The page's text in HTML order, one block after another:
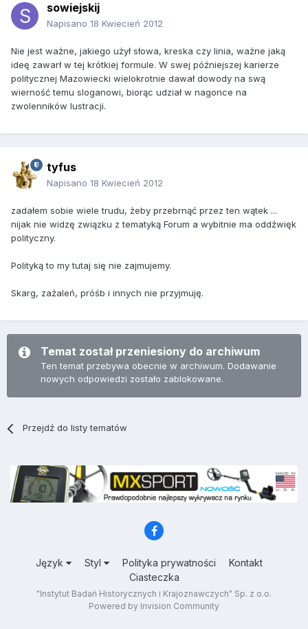
sowiejskij
Napisano 18 Kwiecień 2012
Nie jest ważne, jakiego użył słowa, kreska czy linia, ważne jaką
ideę zawarł w tej krótkiej formule. W swej późniejszej karierze
politycznej Mazowiecki wielokrotnie dawał dowody na swą
wierność temu sloganowi, biorąc udział w nagonce na
zwolenników lustracji.
tyfus
Napisano 18 Kwiecień 2012
zadałem sobie wiele trudu, żeby przebrnąć przez ten wątek ...
nijak nie widzę związku z tematyką Forum a wybitnie ma oddźwięk
polityczny.
Polityką to my tutaj się nie zajmujemy.
Skarg, zażaleń, próśb i innych nie przyjmuję.
Temat został przeniesiony do archiwum
Ten temat przebywa obecnie w archiwum. Dodawanie
nowych odpowiedzi zostało zablokowane.
Przejdź do listy tematów
Język Styl Polityka prywatności
Kontakt
Ciasteczka
"Instytut Badań Historycznych i Krajoznawczych" Sp. z o.o.
Powered by Invision Community